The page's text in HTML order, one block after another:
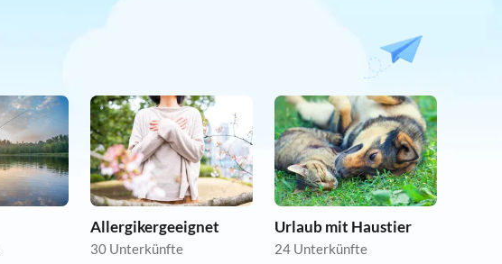
Allergikergeeignet
30 Unterkünfte
Urlaub mit Haustier
24 Unterkünfte